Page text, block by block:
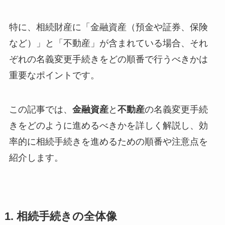
特に、相続財産に「金融資産（預金や証券、保険
など）」と「不動産」が含まれている場合、それ
ぞれの名義変更手続きをどの順番で行うべきかは
重要なポイントです。
この記事では、 金融資産と 不動産の名義変更手続
きをどのように進めるべきかを詳しく解説し、効
率的に相続手続きを進めるための順番や注意点を
紹介します。
1. 相続手続きの全体像